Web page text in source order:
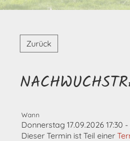
Zurück
Wann
Donnerstag 17.09.2026 17:30
Dieser Termin ist Teil einer